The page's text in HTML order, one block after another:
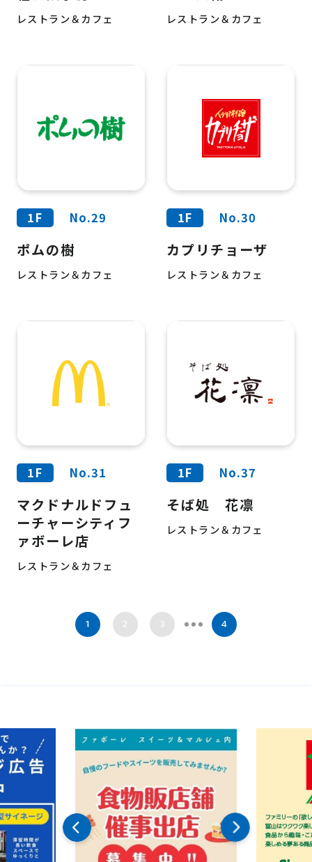
レストラン＆カフェ レストラン＆カフェ
1F No.29
ポムの樹
レストラン＆カフェ
1F No.30
カプリチョーザ
レストラン＆カフェ
1F No.31
マクドナルドフュ
ーチャーシティフ
ァボーレ店
レストラン＆カフェ
1F No.37
そば処 花凛
レストラン＆カフェ
1 2 3 4